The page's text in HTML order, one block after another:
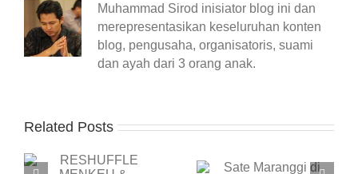
Muhammad Sirod inisiator blog ini dan
merepresentasikan keseluruhan konten
blog, pengusaha, organisatoris, suami
dan ayah dari 3 orang anak.
Related Posts